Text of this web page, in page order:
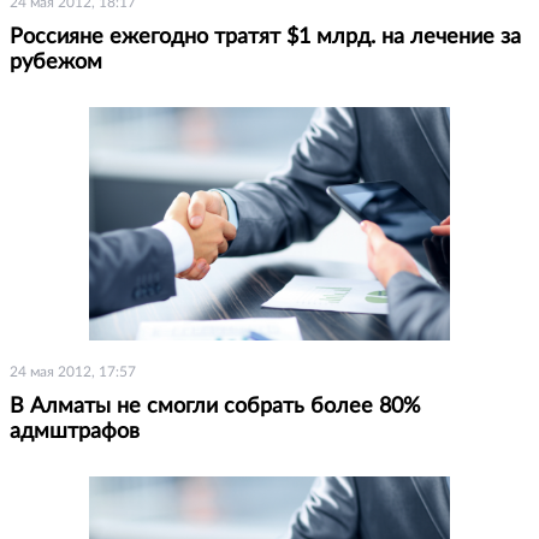
Россияне ежегодно тратят $1 млрд. на лечение за
рубежом
24 мая 2012, 17:57
В Алматы не смогли собрать более 80%
адмштрафов